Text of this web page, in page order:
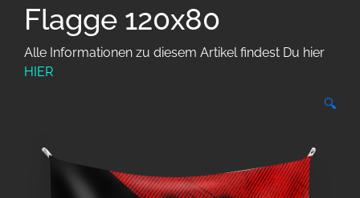
Flagge 120x80
Alle Informationen zu diesem Artikel findest Du hier
HIER
🔍